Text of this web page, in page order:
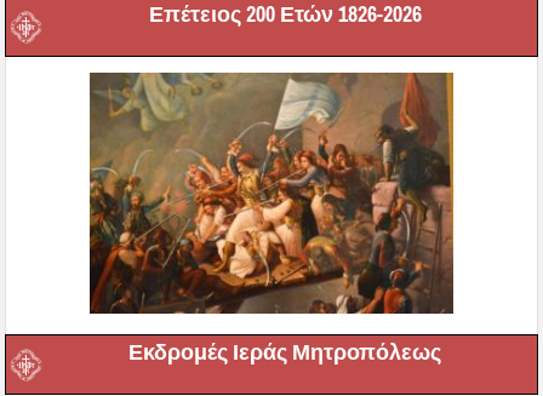
Επέτειος 200 Ετών 1826-2026
Εκδρομές Ιεράς Μητροπόλεως